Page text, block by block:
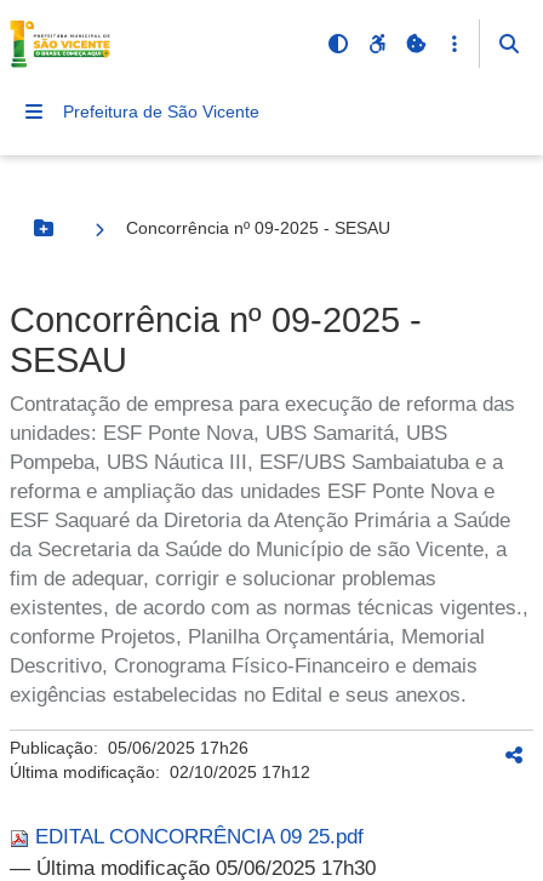
Prefeitura de São Vicente
Botão Menu
Concorrência nº 09-2025 - SESAU
Concorrência nº 09-2025 -
SESAU
Contratação de empresa para execução de reforma das
unidades: ESF Ponte Nova, UBS Samaritá, UBS
Pompeba, UBS Náutica III, ESF/UBS Sambaiatuba e a
reforma e ampliação das unidades ESF Ponte Nova e
ESF Saquaré da Diretoria da Atenção Primária a Saúde
da Secretaria da Saúde do Município de são Vicente, a
fim de adequar, corrigir e solucionar problemas
existentes, de acordo com as normas técnicas vigentes.,
conforme Projetos, Planilha Orçamentária, Memorial
Descritivo, Cronograma Físico-Financeiro e demais
exigências estabelecidas no Edital e seus anexos.
Publicação: 05/06/2025 17h26
Última modificação: 02/10/2025 17h12
EDITAL CONCORRÊNCIA 09 25.pdf
— Última modificação 05/06/2025 17h30